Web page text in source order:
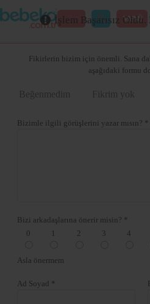
MENÜ
GİRİŞ
Fikirlerin bizim için önemli. Sana
aşağıdaki formu
Beğenmedim Fikrim yok
Bizimle ilgili görüşlerini yazar mısın? *
Bizi arkadaşlarına önerir misin? *
0
1 2 3 4
Asla önermem
Ad Soyad *
İşlem Başarısız